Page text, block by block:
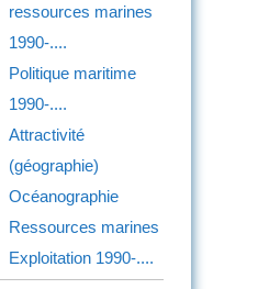
ressources marines
1990-....
Politique maritime
1990-....
Attractivité
(géographie)
Océanographie
Ressources marines
Exploitation 1990-....